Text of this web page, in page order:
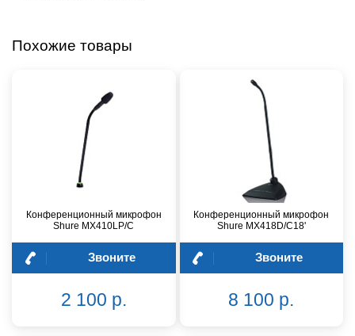
Похожие товары
Конференционный микрофон
Shure MX410LP/C
Звоните
2 100 р.
Конференционный микрофон
Shure MX418D/C18'
Звоните
8 100 р.